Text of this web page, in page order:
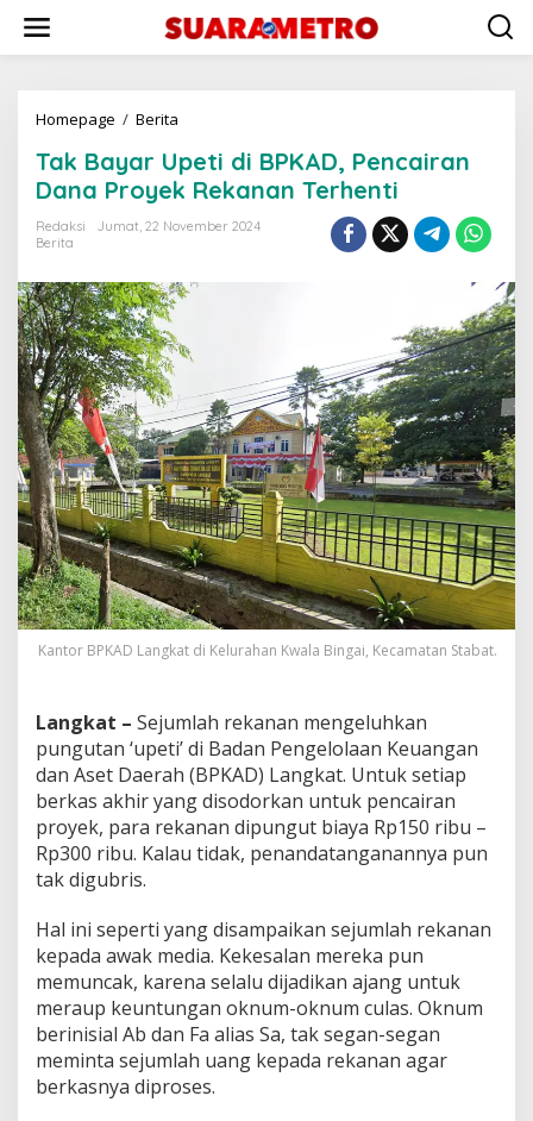
konten
Homepage / Berita
Upeti
di
BPKAD,
Pencairan
Rekanan
Tak Bayar Upeti di BPKAD, Pencairan
Dana Proyek Rekanan Terhenti
Redaksi
Jumat, 22 November 2024
Berita
Kantor BPKAD Langkat di Kelurahan Kwala Bingai, Kecamatan Stabat.
Langkat – Sejumlah rekanan mengeluhkan
pungutan ‘upeti’ di Badan Pengelolaan Keuangan
dan Aset Daerah (BPKAD) Langkat. Untuk setiap
berkas akhir yang disodorkan untuk pencairan
proyek, para rekanan dipungut biaya Rp150 ribu –
Rp300 ribu. Kalau tidak, penandatanganannya pun
tak digubris.
Hal ini seperti yang disampaikan sejumlah rekanan
kepada awak media. Kekesalan mereka pun
memuncak, karena selalu dijadikan ajang untuk
meraup keuntungan oknum-oknum culas. Oknum
berinisial Ab dan Fa alias Sa, tak segan-segan
meminta sejumlah uang kepada rekanan agar
berkasnya diproses.